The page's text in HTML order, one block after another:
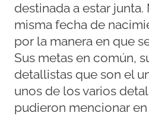
destinada a estar
misma fecha de
por la manera en que
Sus metas en común,
detallistas que son el
unos de los varios
pudieron mencionar